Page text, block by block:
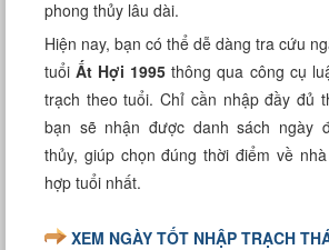
phong thủy lâu dài.
Hiện nay, bạn có thể dễ dàng tra cứu
tuổiẤt Hợi 1995thông qua công cụ
trạch theo tuổi. Chỉ cần nhập đầy đủ
bạn sẽ nhận được danh sách ngày
thủy, giúp chọn đúng thời điểm về
hợp tuổi nhất.
XEM NGÀY TỐT NHẬP TRẠCH